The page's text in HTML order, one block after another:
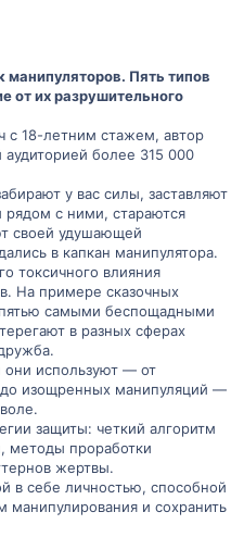
Пять типов
от их разрушительного
с 18-летним стажем, автор
более 315 000
у вас силы, заставляют
рядом с ними, стараются
своей удушающей
в капкан манипулятора.
токсичного влияния
На примере сказочных
самыми беспощадными
в разных сферах
они используют — от
до изощренных манипуляций —
защиты: четкий алгоритм
методы проработки
жертвы.
в себе личностью, способной
и сохранить